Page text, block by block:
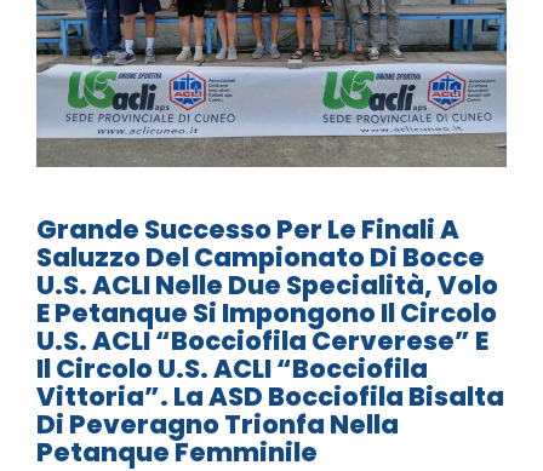
Grande Successo Per Le Finali A
Saluzzo Del Campionato Di Bocce
U.S. ACLI Nelle Due Specialità, Volo
E Petanque Si Impongono Il Circolo
U.S. ACLI “Bocciofila Cerverese” E
Il Circolo U.S. ACLI “Bocciofila
Vittoria”. La ASD Bocciofila Bisalta
Di Peveragno Trionfa Nella
Petanque Femminile